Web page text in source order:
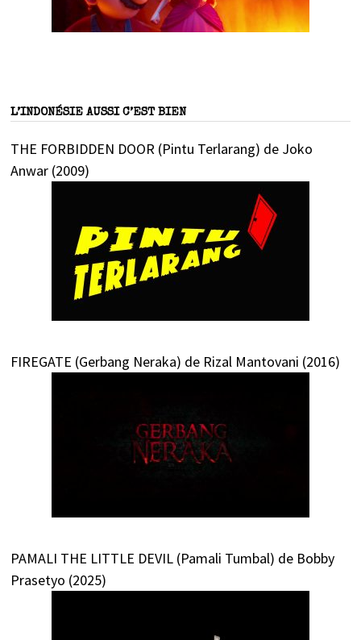
L’INDONÉSIE AUSSI C’EST BIEN
THE FORBIDDEN DOOR (Pintu Terlarang) de Joko
Anwar (2009)
FIREGATE (Gerbang Neraka) de Rizal Mantovani (2016)
PAMALI THE LITTLE DEVIL (Pamali Tumbal) de Bobby
Prasetyo (2025)